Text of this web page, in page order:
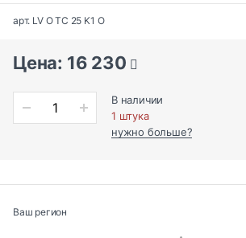
арт. LV O TC 25 K1 O
Цена: 16 230
В наличии
1 штука
нужно больше?
Ваш регион